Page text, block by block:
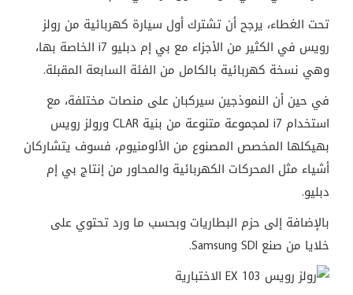
تحت الغطاء، يرجح أن تشترك أول سيارة كهربائية من رولز
رويس في الكثير من الأجزاء مع بي إم دبليو i7 الخاصة بها،
وهي نسخة كهربائية بالكامل من الفئة السابعة المقبلة.
في حين أن النموذجين سيركبان على منصات مختلفة، مع
استخدام i7 لمجموعة متنوعة من بنية CLAR ورولز رويس
بهيكلها المخصص المصنوع من الألومنيوم، فسوف يتشاركان
أشياء مثل المحركات الكهربائية والمحاور من إنتاج بي إم
دبليو.
بالإضافة إلى حزم البطاريات وبحسب ما ورد تحتوي على
خلايا من صنع Samsung SDI.